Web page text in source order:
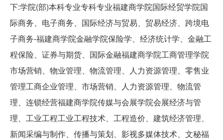
下:学院(部)本科专业专科专业福建商学院国际经贸学院国
际商务、电子商务、国际经济与贸易、贸易经济、跨境电
子商务-福建商学院金融学院保险学、经济统计学、金融工
程保险、证券与期货、国际金融福建商学院工商管理学院
市场营销、物业管理、物流管理、人力资源管理、零售业
管理工商企业管理、市场营销、人力资源管理、物流管
理、连锁经营福建商学院传媒与会展学院会展经济与管
理、工业工程工业工程技术、工程造价、建筑经济管理、
新闻采编与制作、传播与策划、影视多媒体技术、文秘福